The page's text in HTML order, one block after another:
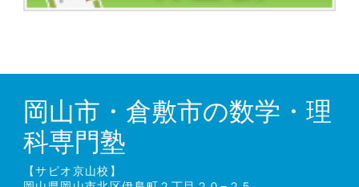
岡山市・倉敷市の数学・理
科専門塾
【サピオ京山校】